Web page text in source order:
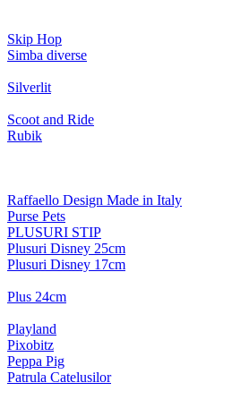
Skip Hop
Simba diverse
Silverlit
Scoot and Ride
Rubik
Raffaello Design Made in Italy
Purse Pets
PLUSURI STIP
Plusuri Disney 25cm
Plusuri Disney 17cm
Plus 24cm
Playland
Pixobitz
Peppa Pig
Patrula Catelusilor